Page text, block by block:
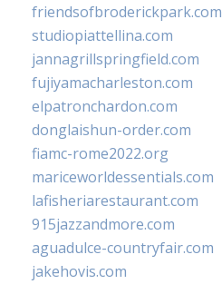
friendsofbroderickpark.com
studiopiattellina.com
jannagrillspringfield.com
fujiyamacharleston.com
elpatronchardon.com
donglaishun-order.com
fiamc-rome2022.org
mariceworldessentials.com
lafisheriarestaurant.com
915jazzandmore.com
aguadulce-countryfair.com
jakehovis.com